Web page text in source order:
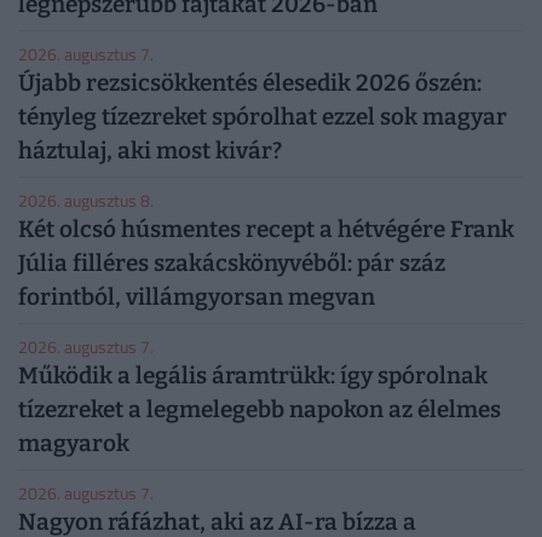
2026. augusztus 7.
Újabb rezsicsökkentés élesedik 2026 őszén:
tényleg tízezreket spórolhat ezzel sok magyar
háztulaj, aki most kivár?
2026. augusztus 8.
Két olcsó húsmentes recept a hétvégére Frank
Júlia filléres szakácskönyvéből: pár száz
forintból, villámgyorsan megvan
2026. augusztus 7.
Működik a legális áramtrükk: így spórolnak
tízezreket a legmelegebb napokon az élelmes
magyarok
2026. augusztus 7.
Nagyon ráfázhat, aki az AI-ra bízza a